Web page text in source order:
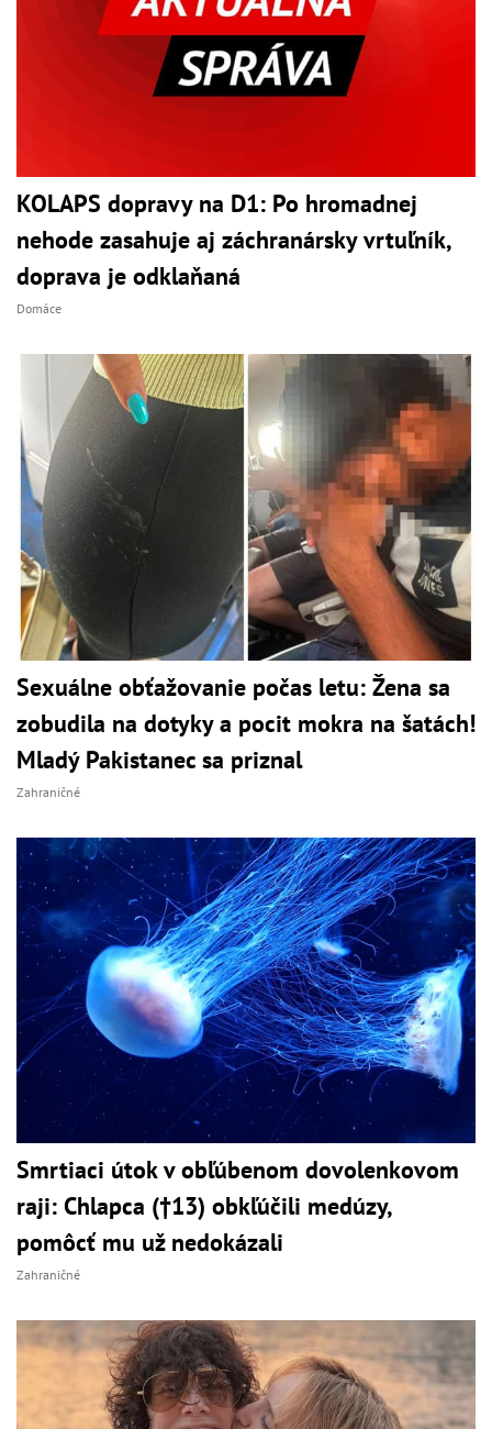
KOLAPS dopravy na D1: Po hromadnej
nehode zasahuje aj záchranársky vrtuľník,
doprava je odklaňaná
Domáce
Sexuálne obťažovanie počas letu: Žena sa
zobudila na dotyky a pocit mokra na šatách!
Mladý Pakistanec sa priznal
Zahraničné
Smrtiaci útok v obľúbenom dovolenkovom
raji: Chlapca (†13) obkľúčili medúzy,
pomôcť mu už nedokázali
Zahraničné